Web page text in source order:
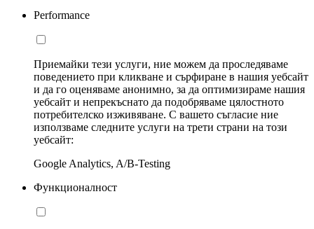
Performance
Приемайки тези услуги, ние можем да проследяваме
поведението при кликване и сърфиране в нашия уебсайт
и да го оценяваме анонимно, за да оптимизираме нашия
уебсайт и непрекъснато да подобряваме цялостното
потребителско изживяване. С вашето съгласие ние
използваме следните услуги на трети страни на този
уебсайт:
Google Analytics, A/B-Testing
Функционалност